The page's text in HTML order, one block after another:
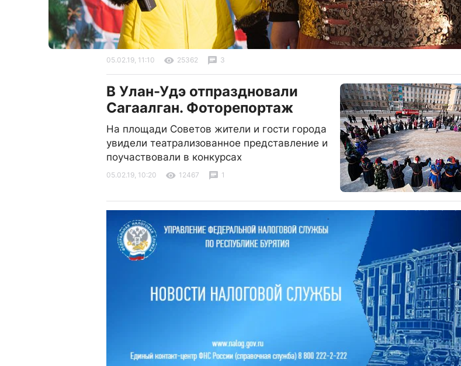
05.02.19, 11:10 25362 3
В Улан-Удэ отпраздновали
Сагаалган. Фоторепортаж
На площади Советов жители и гости города
увидели театрализованное представление и
поучаствовали в конкурсах
05.02.19, 10:20 12467 1